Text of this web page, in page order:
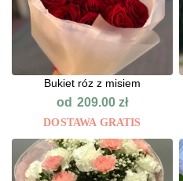
Bukiet róz z misiem
od 209.00 zł
DOSTAWA GRATIS